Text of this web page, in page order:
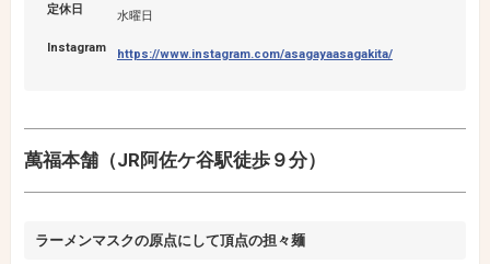
定休日 水曜日
Instagram https://www.instagram.com/asagayaasagakita/
萬福本舗（JR阿佐ケ谷駅徒歩９分）
ラーメンマスクの原点にして頂点の担々麺